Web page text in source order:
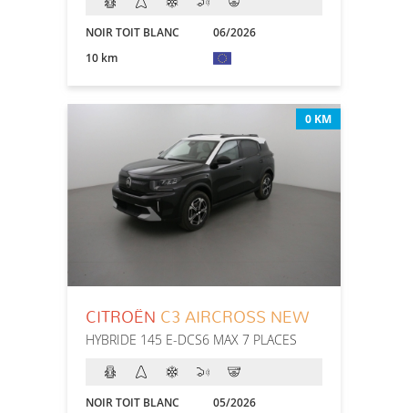
NOIR TOIT BLANC
06/2026
10 km
0 KM
CITROËN C3 AIRCROSS NEW
HYBRIDE 145 E-DCS6 MAX 7 PLACES
NOIR TOIT BLANC 05/2026